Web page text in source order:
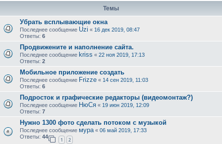
Темы
Убрать всплывающие окна
Последнее сообщение Uzi « 16 дек 2019, 08:47
Ответы: 6
Продвижените и наполнение сайта.
Последнее сообщение kriss « 22 ноя 2019, 17:13
Ответы: 2
Мобильное приложение создать
Последнее сообщение Frizze « 14 сен 2019, 11:03
Ответы: 6
Подросток и графические редакторы (видеомонтаж?)
Последнее сообщение НюСя « 19 июн 2019, 12:09
Ответы: 7
Нужно 1300 фото сделать потоком с музыкой
Последнее сообщение мура « 06 май 2019, 17:33
Ответы: 44
1 2